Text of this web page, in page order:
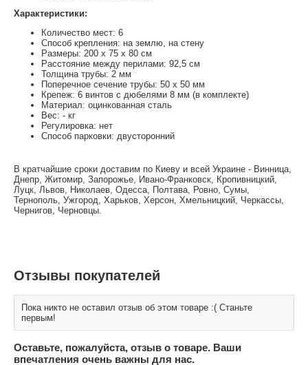
Характеристики:
Количество мест: 6
Способ крепления: на землю, на стену
Размеры: 200 х 75 х 80 см
Расстояние между перилами: 92,5 см
Толщина трубы: 2 мм
Поперечное сечение трубы: 50 x 50 мм
Крепеж: 6 винтов с дюбелями 8 мм (в комплекте)
Материал: оцинкованная сталь
Вес: - кг
Регулировка: нет
Способ парковки: двусторонний
В кратчайшие сроки доставим по Киеву и всей Украине - Винница,
Днепр, Житомир, Запорожье, Ивано-Франковск, Кропивницкий,
Луцк, Львов, Николаев, Одесса, Полтава, Ровно, Сумы,
Тернополь, Ужгород, Харьков, Херсон, Хмельницкий, Черкассы,
Чернигов, Черновцы.
Отзывы покупателей
Пока никто не оставил отзыв об этом товаре :( Станьте
первым!
Оставьте, пожалуйста, отзыв о товаре. Ваши
впечатления очень важны для нас.